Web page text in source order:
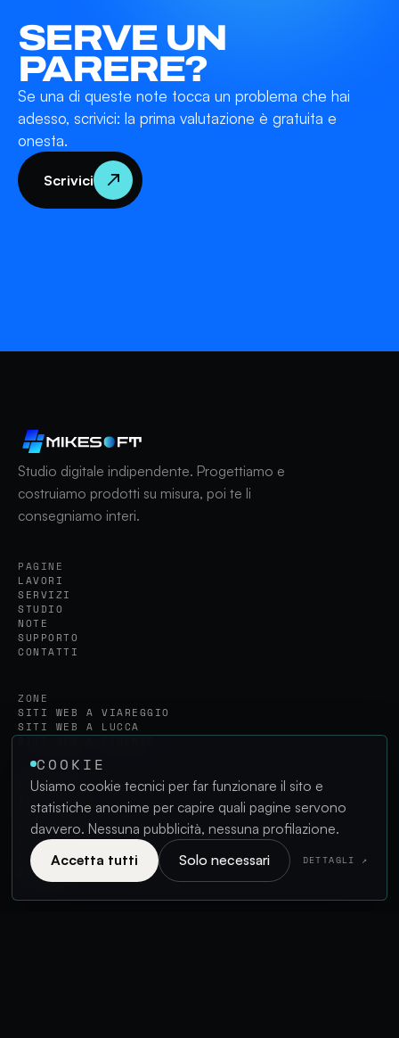
SERVE UN
PARERE?
Se una di queste note tocca un problema che hai
adesso, scrivici: la prima valutazione è gratuita e
onesta.
Scrivici ↗
COOKIE
Usiamo cookie tecnici per far funzionare il sito e
statistiche anonime per capire quali pagine servono
davvero. Nessuna pubblicità, nessuna profilazione.
Accetta tutti
Solo necessari DETTAGLI ↗
Studio digitale indipendente. Progettiamo e
costruiamo prodotti su misura, poi te li
consegniamo interi.
PAGINE
LAVORI
SERVIZI
STUDIO
NOTE
SUPPORTO
CONTATTI
ZONE
SITI WEB A VIAREGGIO
SITI WEB A LUCCA
SITI WEB A FIRENZE
SOCIAL
INSTAGRAM
LINKEDIN
GITHUB
YOUTUBE
FACEBOOK